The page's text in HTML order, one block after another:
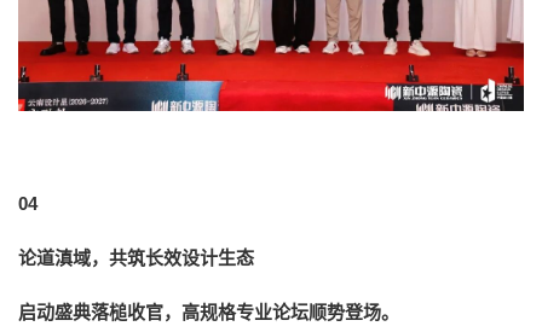
04
论道滇域，共筑长效设计生态
启动盛典落槌收官，高规格专业论坛顺势登场。